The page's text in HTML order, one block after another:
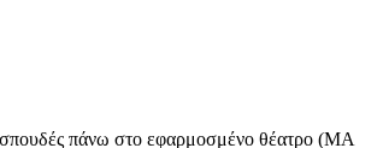
σπουδές πάνω στο εφαρμοσμένο θέατρο (ΜΑ